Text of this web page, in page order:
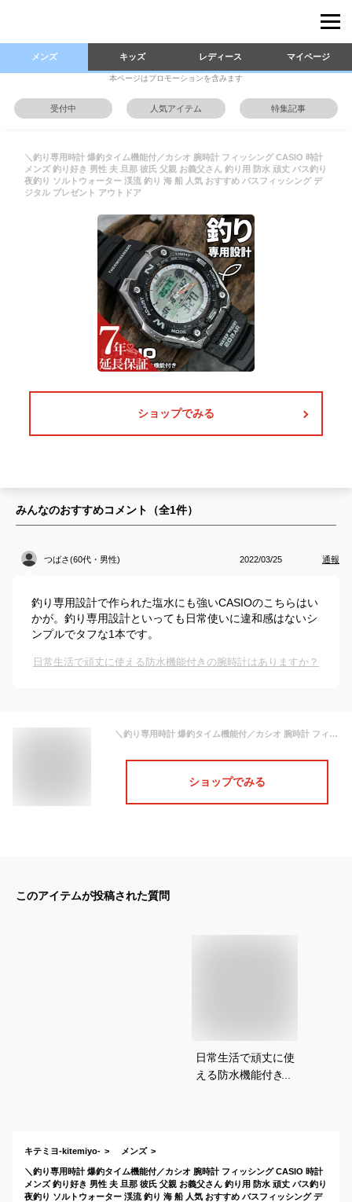
メンズ キッズ レディース マイページ
本ページはプロモーションを含みます
受付中 人気アイテム 特集記事
＼釣り専用時計 爆釣タイム機能付／カシオ 腕時計 フィッシング CASIO 時計
メンズ 釣り好き 男性 夫 旦那 彼氏 父親 お義父さん 釣り用 防水 頑丈 バス釣り
夜釣り ソルトウォーター 渓流 釣り 海 船 人気 おすすめ バスフィッシング デ
ジタル プレゼント アウトドア
ショップでみる
みんなのおすすめコメント（全1件）
つばさ(60代・男性) 2022/03/25 通報
釣り専用設計で作られた塩水にも強いCASIOのこちらはい
かが。釣り専用設計といっても日常使いに違和感はないシ
ンプルでタフな1本です。
日常生活で頑丈に使える防水機能付きの腕時計はありますか？
＼釣り専用時計 爆釣タイム機能付／カシオ 腕時計 フィッシング CASIO 時計 メンズ 釣り好き 男性 夫 旦那 彼氏 父親 お義父さん 釣り用 防水 頑丈 バス釣り 夜釣り ソルトウォーター 渓流 釣り 海 船 人気 おすすめ バスフィッシング デジタル プレゼント アウトドア
ショップでみる
このアイテムが投稿された質問
日常生活で頑丈に使
える防水機能付きの
キテミヨ-kitemiyo- メンズ
＼釣り専用時計 爆釣タイム機能付／カシオ 腕時計 フィッシング CASIO 時計
メンズ 釣り好き 男性 夫 旦那 彼氏 父親 お義父さん 釣り用 防水 頑丈 バス釣り
夜釣り ソルトウォーター 渓流 釣り 海 船 人気 おすすめ バスフィッシング デ